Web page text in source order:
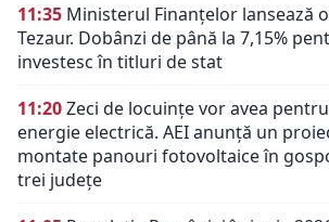
11:35 Ministerul Finanțelor lansează
Tezaur. Dobânzi de până la 7,15%
investesc în titluri de stat
11:20Zeci de locuințe vor avea
energie electrică. AEI anunță un
montate panouri fotovoltaice în
trei județe